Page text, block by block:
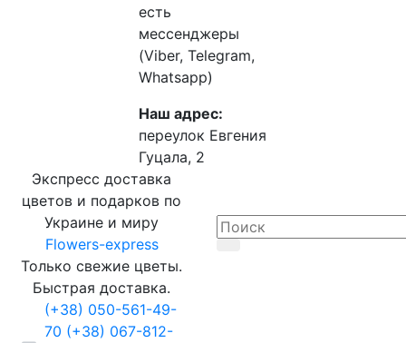
есть
мессенджеры
(Viber, Telegram,
Whatsapp)
Наш адрес:
переулок Евгения
Гуцала, 2
Экспресс доставка
цветов и подарков по
Украине и миру
Flowers-express
Только свежие цветы.
Быстрая доставка.
(+38) 050-561-49-
70 (+38) 067-812-